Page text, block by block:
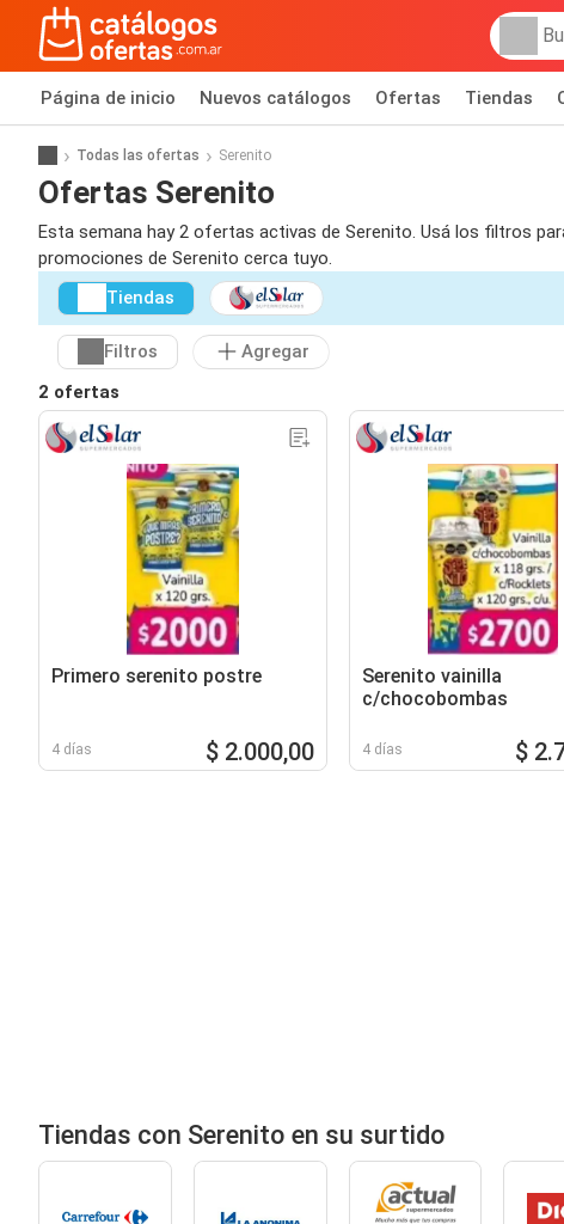
Página de inicio Nuevos catálogos Ofertas Tiendas
Todas las ofertas Serenito
Ofertas Serenito
Esta semana hay 2 ofertas activas de Serenito. Usá los filtros
promociones de Serenito cerca tuyo.
Tiendas
Filtros
Agregar
2 ofertas
Primero serenito postre
4 días $ 2.000,00
Serenito vainilla
c/chocobombas
4 días $
Tiendas con Serenito en su surtido